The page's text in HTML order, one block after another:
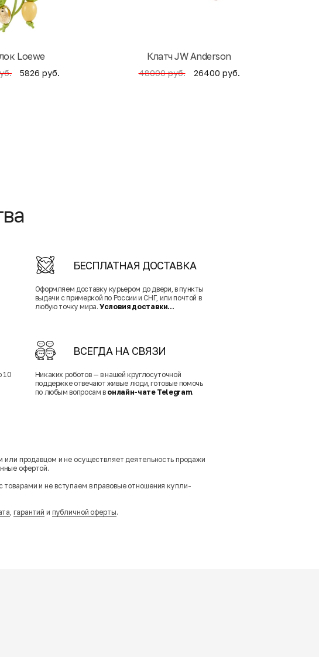
Loewe
5826 руб.
Клатч JW Anderson
48000 руб. 26400 руб.
БЕСПЛАТНАЯ ДОСТАВКА
Оформляем доставку курьером до двери, в пункты
выдачи с примеркой по России и СНГ, или почтой в
любую точку мира.Условия доставки...
10
ВСЕГДА НА СВЯЗИ
Никаких роботов — в нашей круглосуточной
поддержке отвечают живые люди, готовые помочь
по любым вопросам в онлайн-чате Telegram.
или продавцом и не осуществляет деятельность продажи
офертой.
и не вступаем в правовые отношения купли-
, гарантий и публичной оферты.